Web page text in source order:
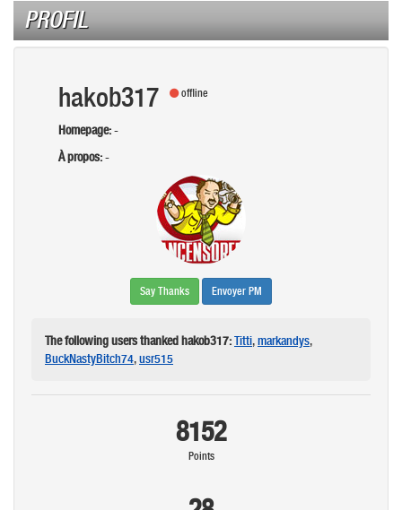
navigation
PROFIL
hakob317 offline
Homepage:-
À propos:-
Say Thanks Envoyer PM
The following users thanked hakob317:Titti,markandys,
BuckNastyBitch74,usr515
8152
Points